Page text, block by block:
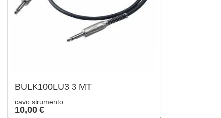
BULK100LU3 3 MT
cavo strumento
10,00 €